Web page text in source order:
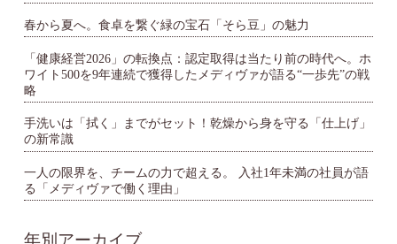
春から夏へ。食卓を繋ぐ緑の宝石「そら豆」の魅力
「健康経営2026」の転換点：認定取得は当たり前の時代へ。ホ
ワイト500を9年連続で獲得したメディヴァが語る“一歩先”の戦
略
手洗いは「拭く」までがセット！乾燥から身を守る「仕上げ」
の新常識
一人の限界を、チームの力で超える。 入社1年未満の社員が語
る「メディヴァで働く理由」
年別アーカイブ